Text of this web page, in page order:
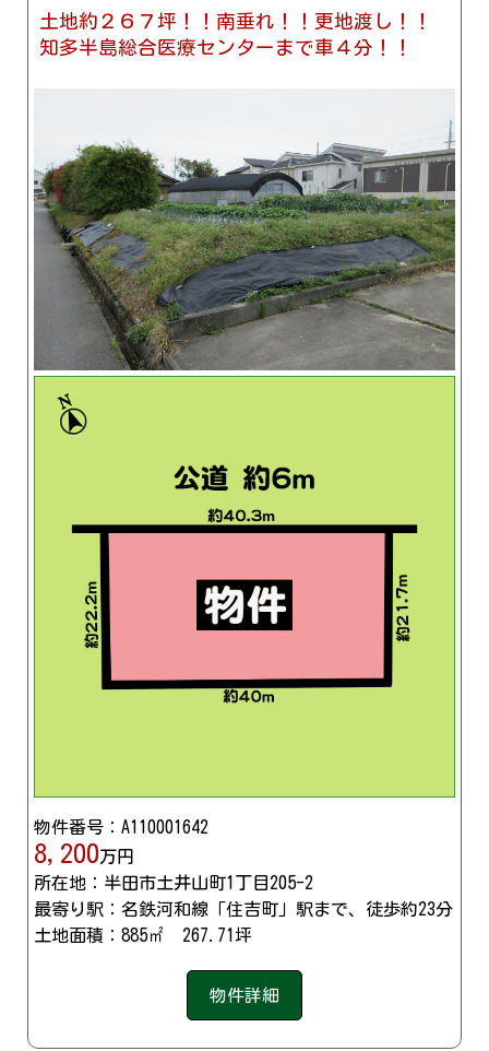
土地約２６７坪！！南垂れ！！更地渡し！！
知多半島総合医療センターまで車４分！！
物件番号：A110001642
8,200万円
所在地：半田市土井山町1丁目205-2
最寄り駅：名鉄河和線「住吉町」駅まで、徒歩約23分
土地面積：885㎡ 267.71坪
物件詳細